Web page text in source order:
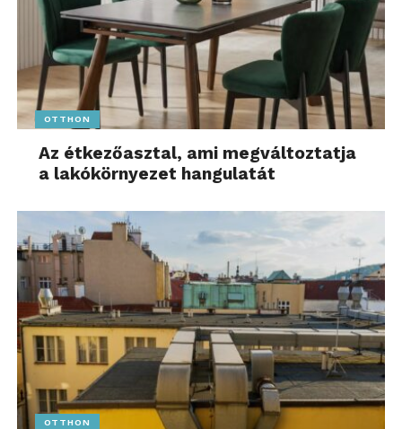
OTTHON
Az étkezőasztal, ami megváltoztatja
a lakókörnyezet hangulatát
OTTHON